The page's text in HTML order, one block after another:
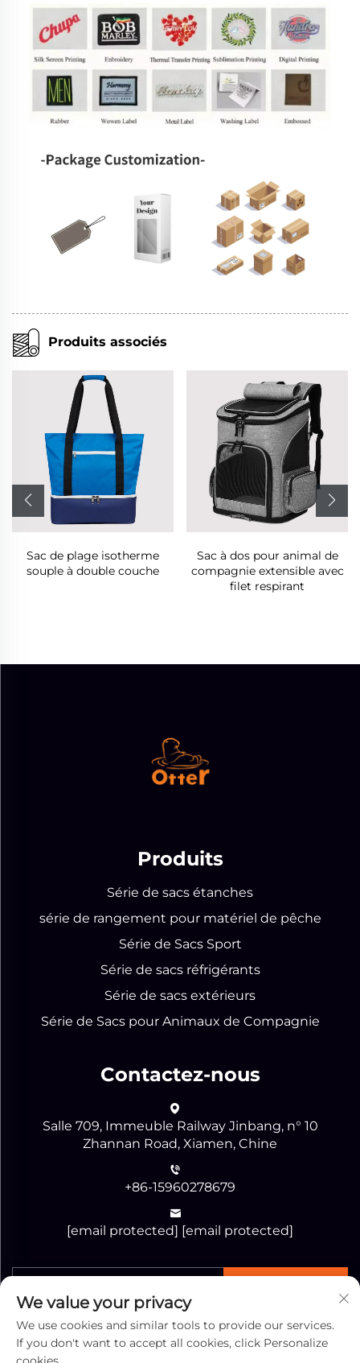
Produits associés
Sac à dos pour animal de
compagnie extensible avec
Sac Isotherme Souple avec
Bretelle
Produits
Série de sacs étanches
série de rangement pour matériel de pêche
Série de Sacs Sport
Série de sacs réfrigérants
Série de sacs extérieurs
Série de Sacs pour Animaux de Compagnie
Contactez-nous
Salle 709, Immeuble Railway Jinbang, n° 10
Zhannan Road, Xiamen, Chine
+86-15960278679
[email protected] [email protected]
We value your privacy
We use cookies and similar tools to provide our services.
If you don't want to accept all cookies, click Personalize